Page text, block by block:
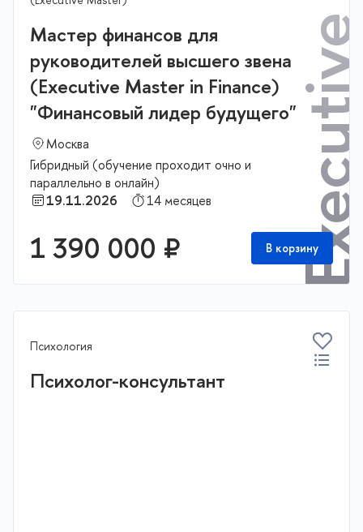
Мастер финансов для
руководителей высшего звена
(Executive Master in Finance)
"Финансовый лидер будущего"
Москва
Гибридный (обучение проходит очно и
параллельно в онлайн)
19.11.2026
14 месяцев
1 390 000 ₽ В корзину
Психология
Психолог-консультант